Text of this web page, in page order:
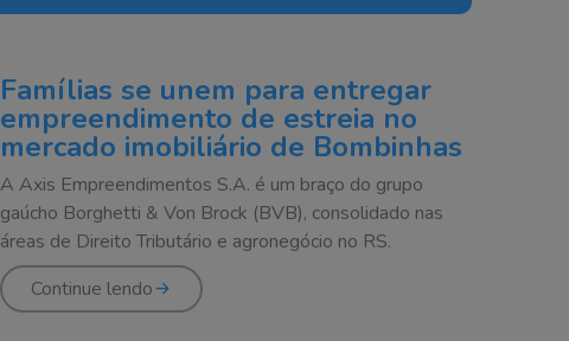
Famílias se unem para entregar
empreendimento de estreia no
mercado imobiliário de Bombinhas
A Axis Empreendimentos S.A. é um braço do grupo
gaúcho Borghetti & Von Brock (BVB), consolidado nas
áreas de Direito Tributário e agronegócio no RS.
Continue lendo